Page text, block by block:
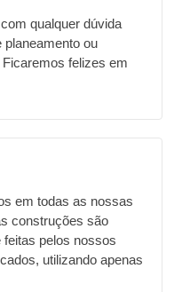
qualquer dúvida
ou
felizes em
em todas as nossas
construções são
pelos nossos
utilizando apenas